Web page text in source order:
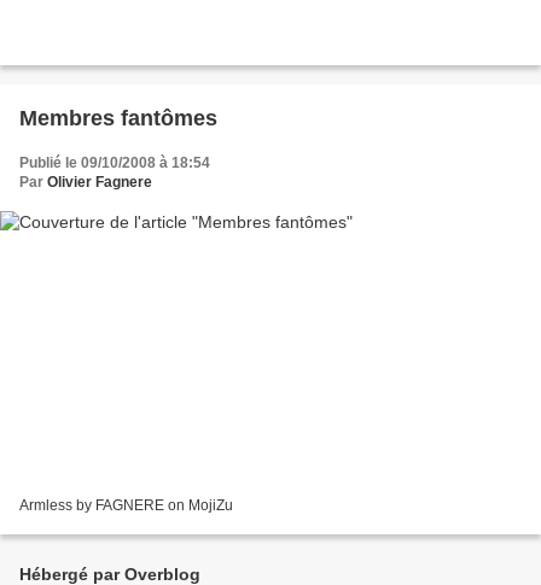
Membres fantômes
Publié le 09/10/2008 à 18:54
Par Olivier Fagnere
Armless by FAGNERE on MojiZu
Hébergé par Overblog